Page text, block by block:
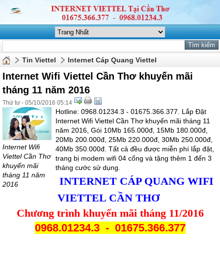
Tin Viettel Internet Cáp Quang Viettel
Internet Wifi Viettel Cần Thơ khuyến mãi
tháng 11 năm 2016
Thứ tư - 05/10/2016 05:14
Internet Wifi
Viettel Cần Thơ
khuyến mãi
tháng 11 năm
2016
Hotline: 0968.01234.3 - 01675.366.377. Lắp Đặt
Internet Wifi Viettel Cần Thơ khuyến mãi tháng 11
năm 2016, Gói 10Mb 165.000đ, 15Mb 180.000đ,
20Mb 200.000đ, 25Mb 220.000đ, 30Mb 250.000đ,
40Mb 350.000đ. Tất cả đều được miễn phí lắp đặt,
trang bị modem wifi 04 cổng và tặng thêm 1 đến 3
tháng cước sử dụng.
INTERNET CÁP QUANG WIFI
VIETTEL CẦN THƠ
Chương trình khuyến mãi tháng 11/2016
0968.01234.3 - 01675.366.377